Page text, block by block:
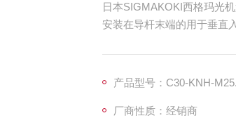
日本SIGMAKOKI西格玛光
安装在导杆末端的用于垂直
产品型号：C30-KNH-
厂商性质：经销商